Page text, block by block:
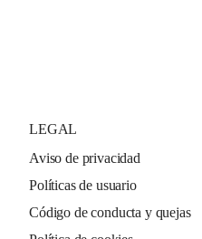
LEGAL
Aviso de privacidad
Políticas de usuario
Código de conducta y quejas